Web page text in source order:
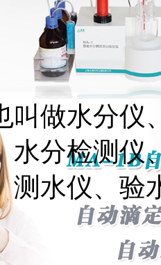
叫做水分仪
水分检测仪
测水仪、验